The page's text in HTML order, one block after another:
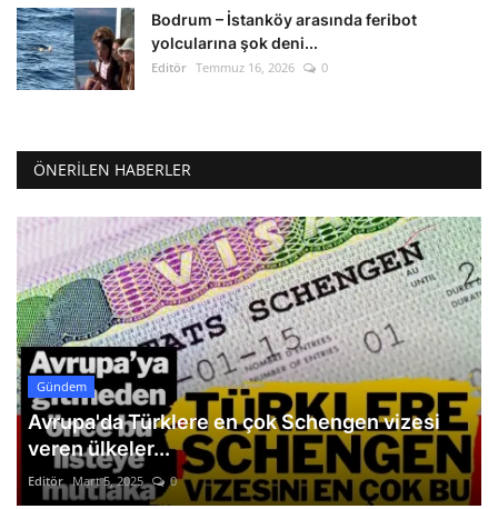
Bodrum – İstanköy arasında feribot
yolcularına şok deni...
Editör Temmuz 16, 2026 0
ÖNERILEN HABERLER
Gündem
Avrupa'da Türklere en çok Schengen vizesi
veren ülkeler...
Editör Mart 5, 2025 0